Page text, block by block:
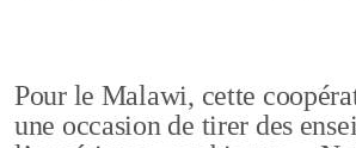
Pour le Malawi, cette
une occasion de tirer des